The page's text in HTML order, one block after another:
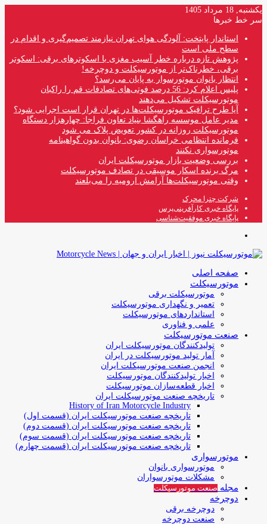
یکشنبه, 18 مرداد 1405
سر خط خبرها
استاندار پایتخت: آلودگی هوای تهران نیازمند تصمیم‌گیری و اقدام در
سطح ملی است
پژوهش تازه درباره خطر آسیب مغزی با اسکوترهای برقی: اسکوتر
برقی، خطرناک‌تر از موتورسیکلت و دوچرخه!
انتظار بانوان موتورسوار به پایان می‌رسد؟
پلیس اعلام کرد: 56 درصد فوتی‌های تصادفات قم را راکبان
موتورسیکلت تشکیل می‌دهند
آیا طرح ترافیک موتورسیکلت‌ها در تهران قرار است اجرایی شود؟
مدیر عامل موسسه راهگشا بنیاد تعاون فراجا: چهارهزار دستگاه
موتورسیکلت روزانه در کشور تعویض پلاک می شود
فرمانده انتظامی خراسان رضوی: بانوان بدون گواهینامه
موتورسواری نکنند
بررسی وضعیت بازار موتورسیکلت ایران
مرگ برنده اسکار موسیقی در تصادف موتورسیکلت
وقتی موتورسیکلت‌ها آرامش ارومیه را می‌بلعند
شرکت چترا محرک
پایگاه خبری کارآفرینی‌پرس
پایگاه خبری موفقیت‌شناسی
صفحه اصلی
موتورسیکلت
موتورسیکلت برقی
تعمیر و نگهداری موتورسیکلت
استانداردهای موتورسیکلت
علمی و فناوری
صنعت موتورسیکلت
تولیدکنندگان موتورسیکلت ایران
آمار تولید موتورسیکلت در ایران
انجمن صنعت موتورسیکلت ایران
اخبار تولیدکنندگان موتورسیکلت
اخبار قطعه‌سازان موتورسیکلت
تاریخچه صنعت موتورسیکلت ایران
History of Iran Motorcycle Industry
تاریخچه صنعت موتورسیکلت ایران (قسمت اول)
تاریخچه صنعت موتورسیکلت ایران (قسمت دوم)
تاریخچه صنعت موتورسیکلت ایران (قسمت سوم)
تاریخچه صنعت موتورسیکلت ایران (قسمت چهارم)
موتورسواری
موتورسواری بانوان
مشکلات موتورسواران
مجله صنعت موتورسیکلت
دوچرخه
دوچرخه برقی
صنعت دوچرخه